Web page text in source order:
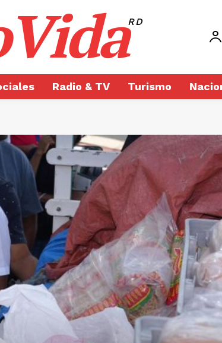
RD
Radio & TV Turismo